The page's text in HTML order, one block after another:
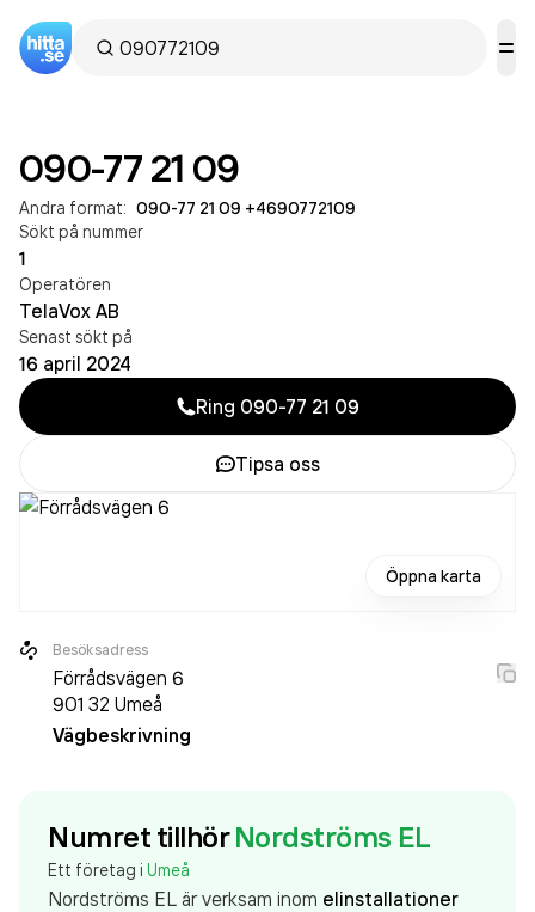
090-77 21 09
Andra format: 090-77 21 09 +4690772109
Sökt på nummer
1
Operatören
TelaVox AB
Senast sökt på
16 april 2024
Ring 090-77 21 09
Tipsa oss
Öppna karta
Besöksadress
Förrådsvägen 6
901 32 Umeå
Vägbeskrivning
Numret tillhör Nordströms EL
Ett företag i Umeå
Nordströms EL är verksam inom elinstallationer